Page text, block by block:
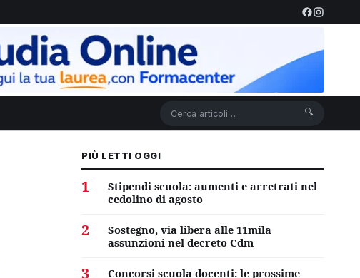
🔍
PIÙ LETTI OGGI
1
Stipendi scuola: aumenti e arretrati nel
cedolino di agosto
2
Sostegno, via libera alle 11mila
assunzioni nel decreto Cdm
3
Concorsi scuola docenti: le prossime